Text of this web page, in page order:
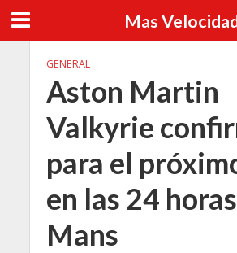
Mas
GENERAL
Aston Martin
Valkyrie
para el
en las 24
Mans